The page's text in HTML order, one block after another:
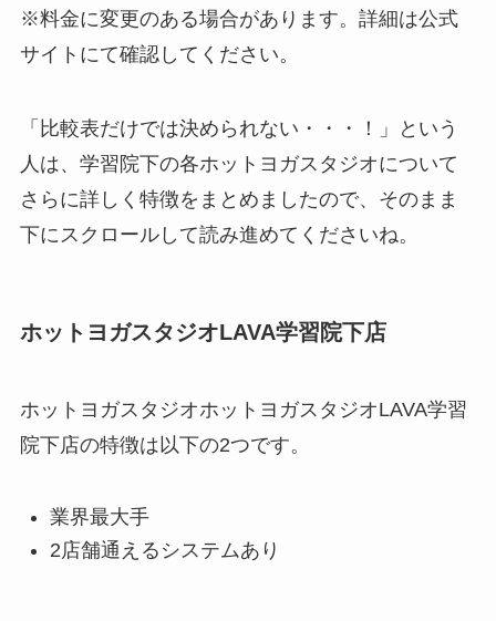
※料金に変更のある場合があります。詳細は公式
サイトにて確認してください。
「比較表だけでは決められない・・・！」という
人は、学習院下の各ホットヨガスタジオについて
さらに詳しく特徴をまとめましたので、そのまま
下にスクロールして読み進めてくださいね。
ホットヨガスタジオLAVA学習院下店
ホットヨガスタジオホットヨガスタジオLAVA学習
院下店の特徴は以下の2つです。
業界最大手
2店舗通えるシステムあり